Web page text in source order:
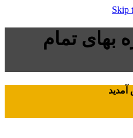
Skip
بهای تمام